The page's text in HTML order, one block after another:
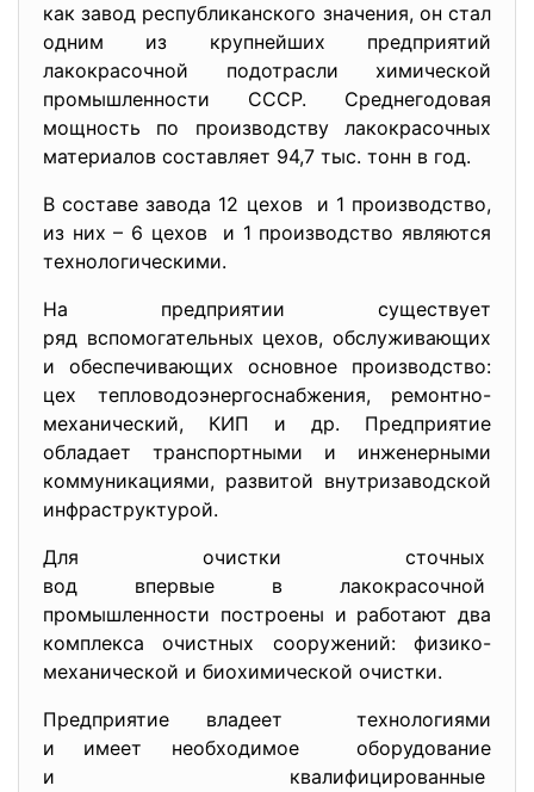
как завод республиканского значения, он стал
одним из крупнейших предприятий
лакокрасочной подотрасли химической
промышленности СССР. Среднегодовая
мощность по производству лакокрасочных
материалов составляет 94,7 тыс. тонн в год.
В составе завода 12 цехов и 1 производство,
из них – 6 цехов и 1 производство являются
технологическими.
На предприятии существует
ряд вспомогательных цехов, обслуживающих
и обеспечивающих основное производство:
цех тепловодоэнергоснабжения, ремонтно-
механический, КИП и др. Предприятие
обладает транспортными и инженерными
коммуникациями, развитой внутризаводской
инфраструктурой.
Для очистки сточных
вод впервые в лакокрасочной
промышленности построены и работают два
комплекса очистных сооружений: физико-
механической и биохимической очистки.
Предприятие владеет технологиями
и имеет необходимое оборудование
и квалифицированные